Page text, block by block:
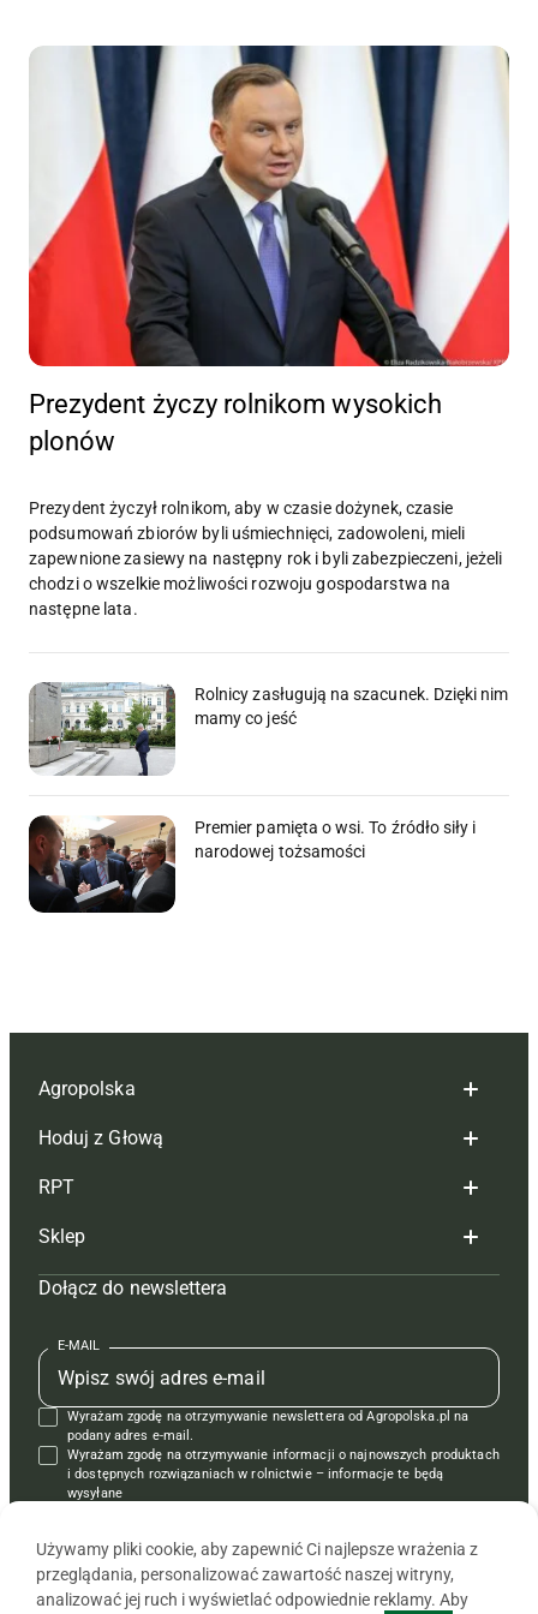
Prezydent życzy rolnikom wysokich
plonów
Prezydent życzył rolnikom, aby w czasie dożynek, czasie
podsumowań zbiorów byli uśmiechnięci, zadowoleni, mieli
zapewnione zasiewy na następny rok i byli zabezpieczeni, jeżeli
chodzi o wszelkie możliwości rozwoju gospodarstwa na
następne lata.
Rolnicy zasługują na szacunek. Dzięki nim
mamy co jeść
Premier pamięta o wsi. To źródło siły i
narodowej tożsamości
Agropolska
Redakcja
Reklama
Tagi
Mapa serwisu
Kontakt
Regulamin
Polityka prywatności
Hoduj z Głową
Hoduj z głową bydło
Hoduj z głową świnie
Prenumerata
Redakcja
Kontakt
Reklama
RPT
Redakcja
Prenumerata
Reklama
Kontakt
Krzyżówki
Sklep
Czasopisma i prenumerata
Książki
Regulamin
Dołącz do newslettera
E-MAIL
Wyrażam zgodę na otrzymywanie newslettera od Agropolska.pl na
podany adres e-mail.
Wyrażam zgodę na otrzymywanie informacji o najnowszych produktach
i dostępnych rozwiązaniach w rolnictwie – informacje te będą
wysyłane
Używamy pliki cookie, aby zapewnić Ci najlepsze wrażenia z
przeglądania, personalizować zawartość naszej witryny,
analizować jej ruch i wyświetlać odpowiednie reklamy. Aby